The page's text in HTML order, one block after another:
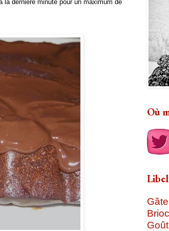
la dernière minute pour un maximum de
Où